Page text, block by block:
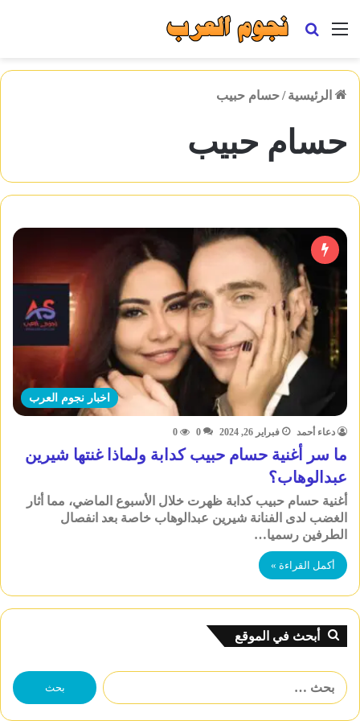
القائمة بحث
الرئيسية /حسام حبيب
حسام حبيب
اخبار نجوم العرب
دعاء أحمد فبراير 26, 2024 0
0
ما سر أغنية حسام حبيب كدابة ولماذا غنتها شيرين
عبدالوهاب؟
أغنية حسام حبيب كدابة ظهرت خلال الأسبوع الماضي، مما أثار
الغضب لدى الفنانة شيرين عبدالوهاب خاصة بعد انفصال
الطرفين رسميا…
أكمل القراءة »
أبحث في الموقع
البحث
عن: